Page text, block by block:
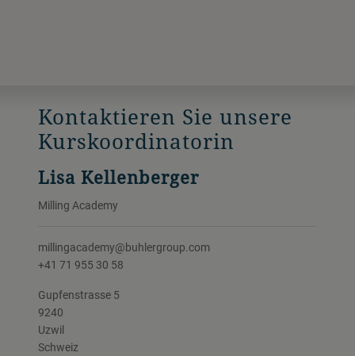
Kontaktieren Sie unsere
Kurskoordinatorin
Lisa Kellenberger
Milling Academy
millingacademy@buhlergroup.com
+41 71 955 30 58
Gupfenstrasse 5
9240
Uzwil
Schweiz